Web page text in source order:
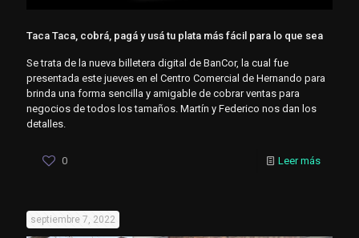
Taca Taca, cobrá, pagá y usá tu plata más fácil para lo que sea
Se trata de la nueva billetera digital de BanCor, la cual fue
presentada este jueves en el Centro Comercial de Hernando para
brinda una forma sencilla y amigable de cobrar ventas para
negocios de todos los tamaños. Martín y Federico nos dan los
detalles.
0 Leer más
septiembre 7, 2022